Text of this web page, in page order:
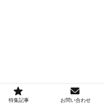
特集記事 お問い合わせ